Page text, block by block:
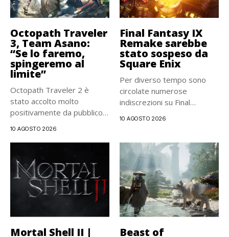
Octopath Traveler
3, Team Asano:
“Se lo faremo,
spingeremo al
limite”
Octopath Traveler 2 è
stato accolto molto
positivamente da pubblico e
10 AGOSTO 2026
Final Fantasy IX
Remake sarebbe
stato sospeso da
Square Enix
Per diverso tempo sono
circolate numerose
indiscrezioni su Final
10 AGOSTO 2026
Mortal Shell II | Beast of